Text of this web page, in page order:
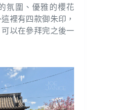
氛圍、優雅的櫻花
裡有四款御朱印，
以在參拜完之後一